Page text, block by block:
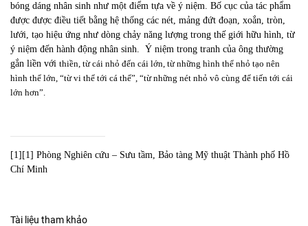
bóng dáng nhân sinh như một điểm tựa về ý niệm. Bố cục của tác phẩm
được được điều tiết bằng hệ thống các nét, mảng đứt đoạn, xoắn, tròn,
lưới, tạo hiệu ứng như dòng chảy năng lượng trong thế giới hữu hình, từ
ý niệm đến hành động nhân sinh. Ý niệm trong tranh của ông thường
gắn liền với thiền, từ cái nhỏ đến cái lớn, từ những hình thể nhỏ tạo nên
hình thể lớn, “từ vi thể tới cá thể”, “từ những nét nhỏ vô cùng để tiến tới cái
lớn hơn”.
[1] [1] Phòng Nghiên cứu – Sưu tầm, Bảo tàng Mỹ thuật Thành phố Hồ
Chí Minh
Tài liệu tham khảo